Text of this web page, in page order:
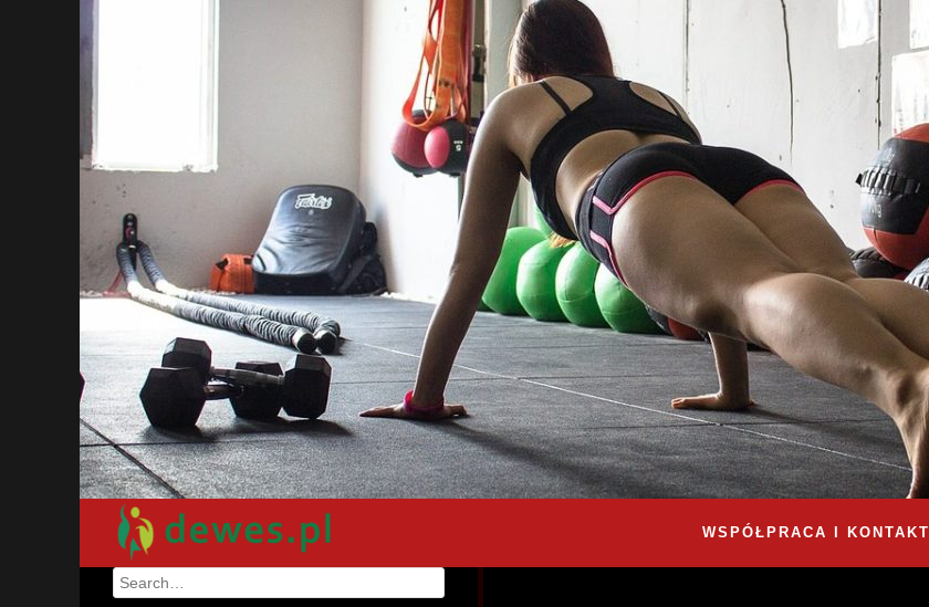
WSPÓŁPRACA I KONTAKT
Search